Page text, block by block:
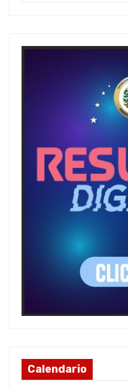
c
Calendario